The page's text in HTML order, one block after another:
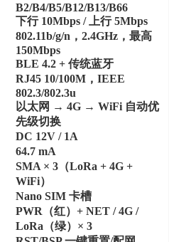
B2/B4/B5/B12/B13/B66
下行 10Mbps / 上行 5Mbps
802.11b/g/n，2.4GHz，最高
150Mbps
BLE 4.2 + 传统蓝牙
RJ45 10/100M，IEEE
802.3/802.3u
以太网 → 4G → WiFi 自动优
先级切换
DC 12V / 1A
64.7 mA
SMA × 3（LoRa + 4G +
WiFi）
Nano SIM 卡槽
PWR（红）+ NET / 4G /
LoRa（绿）× 3